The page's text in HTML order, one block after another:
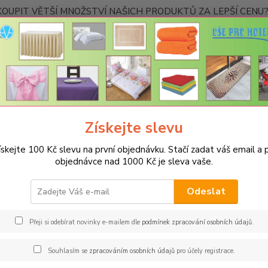
VĚTŠÍ MNOŽSTVÍ NAŠICH PRODUKTŮ ZA LEPŠÍ
Kontakty
Hledat
RAUTOVÉ SUKNĚ RODOS Rautová sukně Rodos 73x500cm
sukně Rodos-výška
po
Získejte slevu
100 Kč slevu na první objednávku. Stačí zadat váš email a
objednávce nad 1000 Kč je sleva vaše.
Odeslat
Přeji si odebírat novinky e-mailem dle podmínek zpracování osobních údajů.
Souhlasím se zpracováním osobních údajůpro účely registrace.